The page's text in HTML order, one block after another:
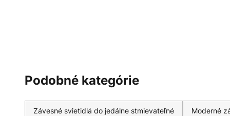
Podobné kategórie
Závesné svietidlá do jedálne stmievateľné Moderné